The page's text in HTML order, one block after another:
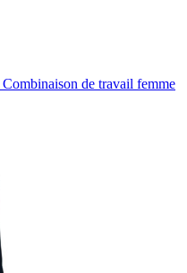
Combinaison de travail femme